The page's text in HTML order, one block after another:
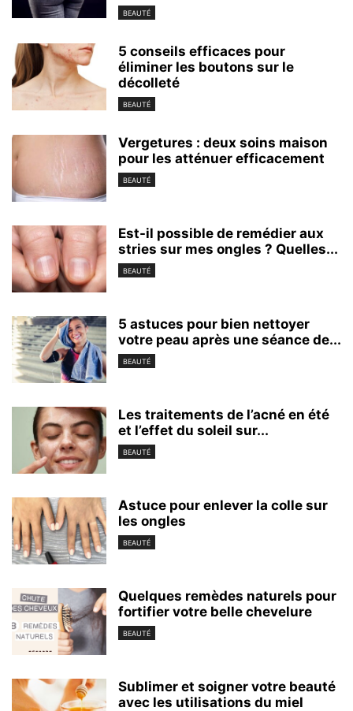
BEAUTÉ
5 conseils efficaces pour
éliminer les boutons sur le
décolleté
BEAUTÉ
Vergetures : deux soins maison
pour les atténuer efficacement
BEAUTÉ
Est-il possible de remédier aux
stries sur mes ongles ? Quelles...
BEAUTÉ
5 astuces pour bien nettoyer
votre peau après une séance de...
BEAUTÉ
Les traitements de l’acné en été
et l’effet du soleil sur...
BEAUTÉ
Astuce pour enlever la colle sur
les ongles
BEAUTÉ
Quelques remèdes naturels pour
fortifier votre belle chevelure
BEAUTÉ
Sublimer et soigner votre beauté
avec les utilisations du miel